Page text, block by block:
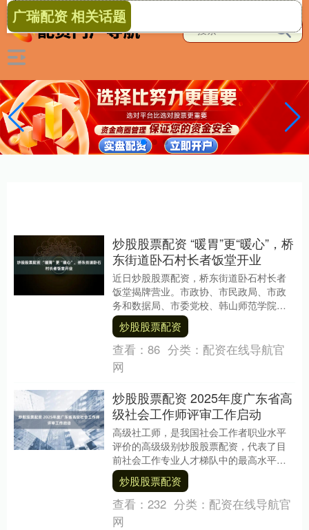
广瑞配资 相关话题
炒股股票配资 “暖胃”更“暖心”，桥
东街道卧石村长者饭堂开业
近日炒股股票配资，桥东街道卧石村长者
饭堂揭牌营业。市政协、市民政局、市政
务和数据局、市委党校、韩山师范学院等
单位相关领导和部分人大代表、政协委
员、热心人士齐聚长....
炒股股票配资
查看： 86 分类： 配资在线导航官
网
炒股股票配资 2025年度广东省高
级社会工作师评审工作启动
高级社工师，是我国社会工作者职业水平
评价的高级级别炒股股票配资，代表了目
前社会工作专业人才梯队中的最高水平。 9
月9日，按照全国社会工作者职业资格评价
办公室《关....
炒股股票配资
查看： 232 分类： 配资在线导航官
网